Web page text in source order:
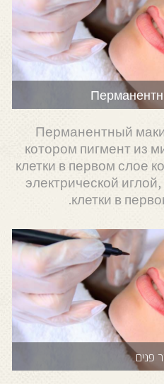
Перманентный
котором пигмент из
клетки в первом слое
электрической
клетки в
פנים